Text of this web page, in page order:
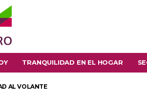
TRANQUILIDAD EN EL HOGAR
AL VOLANTE